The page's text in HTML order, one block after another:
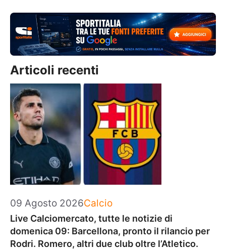
Articoli recenti
09 Agosto 2026Categorie
Calcio
Live Calciomercato, tutte le notizie di
domenica 09: Barcellona, pronto il rilancio per
Rodri. Romero, altri due club oltre l’Atletico.